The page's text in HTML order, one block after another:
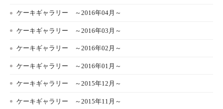
ケーキギャラリー ～2016年04月～
ケーキギャラリー ～2016年03月～
ケーキギャラリー ～2016年02月～
ケーキギャラリー ～2016年01月～
ケーキギャラリー ～2015年12月～
ケーキギャラリー ～2015年11月～